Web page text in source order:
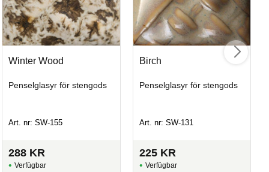
Winter Wood
Penselglasyr för stengods
Art. nr: SW-155
288 KR
Birch
Penselglasyr för stengods
Art. nr: SW-131
225 KR